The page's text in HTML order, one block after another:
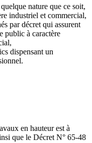
nature que ce soit,
industriel et commercial,
par décret qui assurent
public à caractère
dispensant un
en hauteur est à
que le Décret N° 65-48